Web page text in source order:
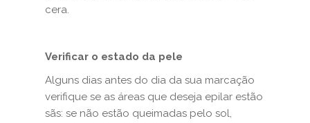
cera.
Verificar o estado da pele
Alguns dias antes do dia da sua marcação
verifique se as áreas que deseja epilar estão
sãs: se não estão queimadas pelo sol,